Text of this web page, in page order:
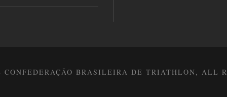
CONFEDERAÇÃO BRASILEIRA DE TRIATHLON, ALL